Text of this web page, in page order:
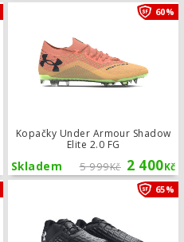
Dětské kopačky Under Armour
Kopačky Under Armour Shadow
Elite 2.0 FG
5 999Kč 2 400Kč
Skladem
60%
Kopačky Under Armour Shadow65%